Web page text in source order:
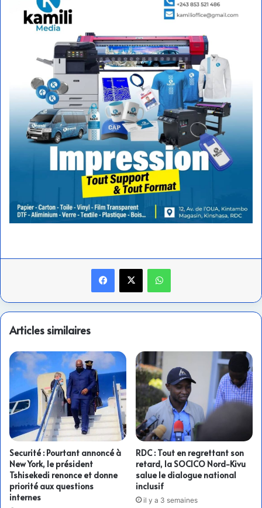
Facebook
X WhatsApp
Articles similaires
Securité : Pourtant annoncé à
New York, le président
Tshisekedi renonce et donne
priorité aux questions
internes
RDC : Tout en regrettant son
retard, la SOCICO Nord-Kivu
salue le dialogue national
inclusif
il y a 3 semaines